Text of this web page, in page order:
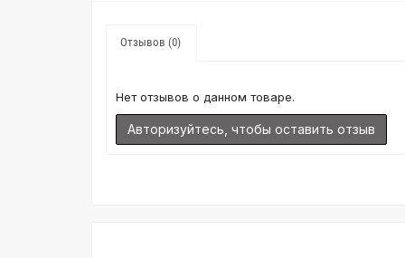
Отзывов (0)
Нет отзывов о данном товаре.
Авторизуйтесь, чтобы оставить отзыв